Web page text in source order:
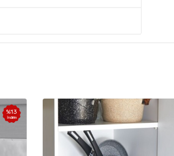
%13
İndirim